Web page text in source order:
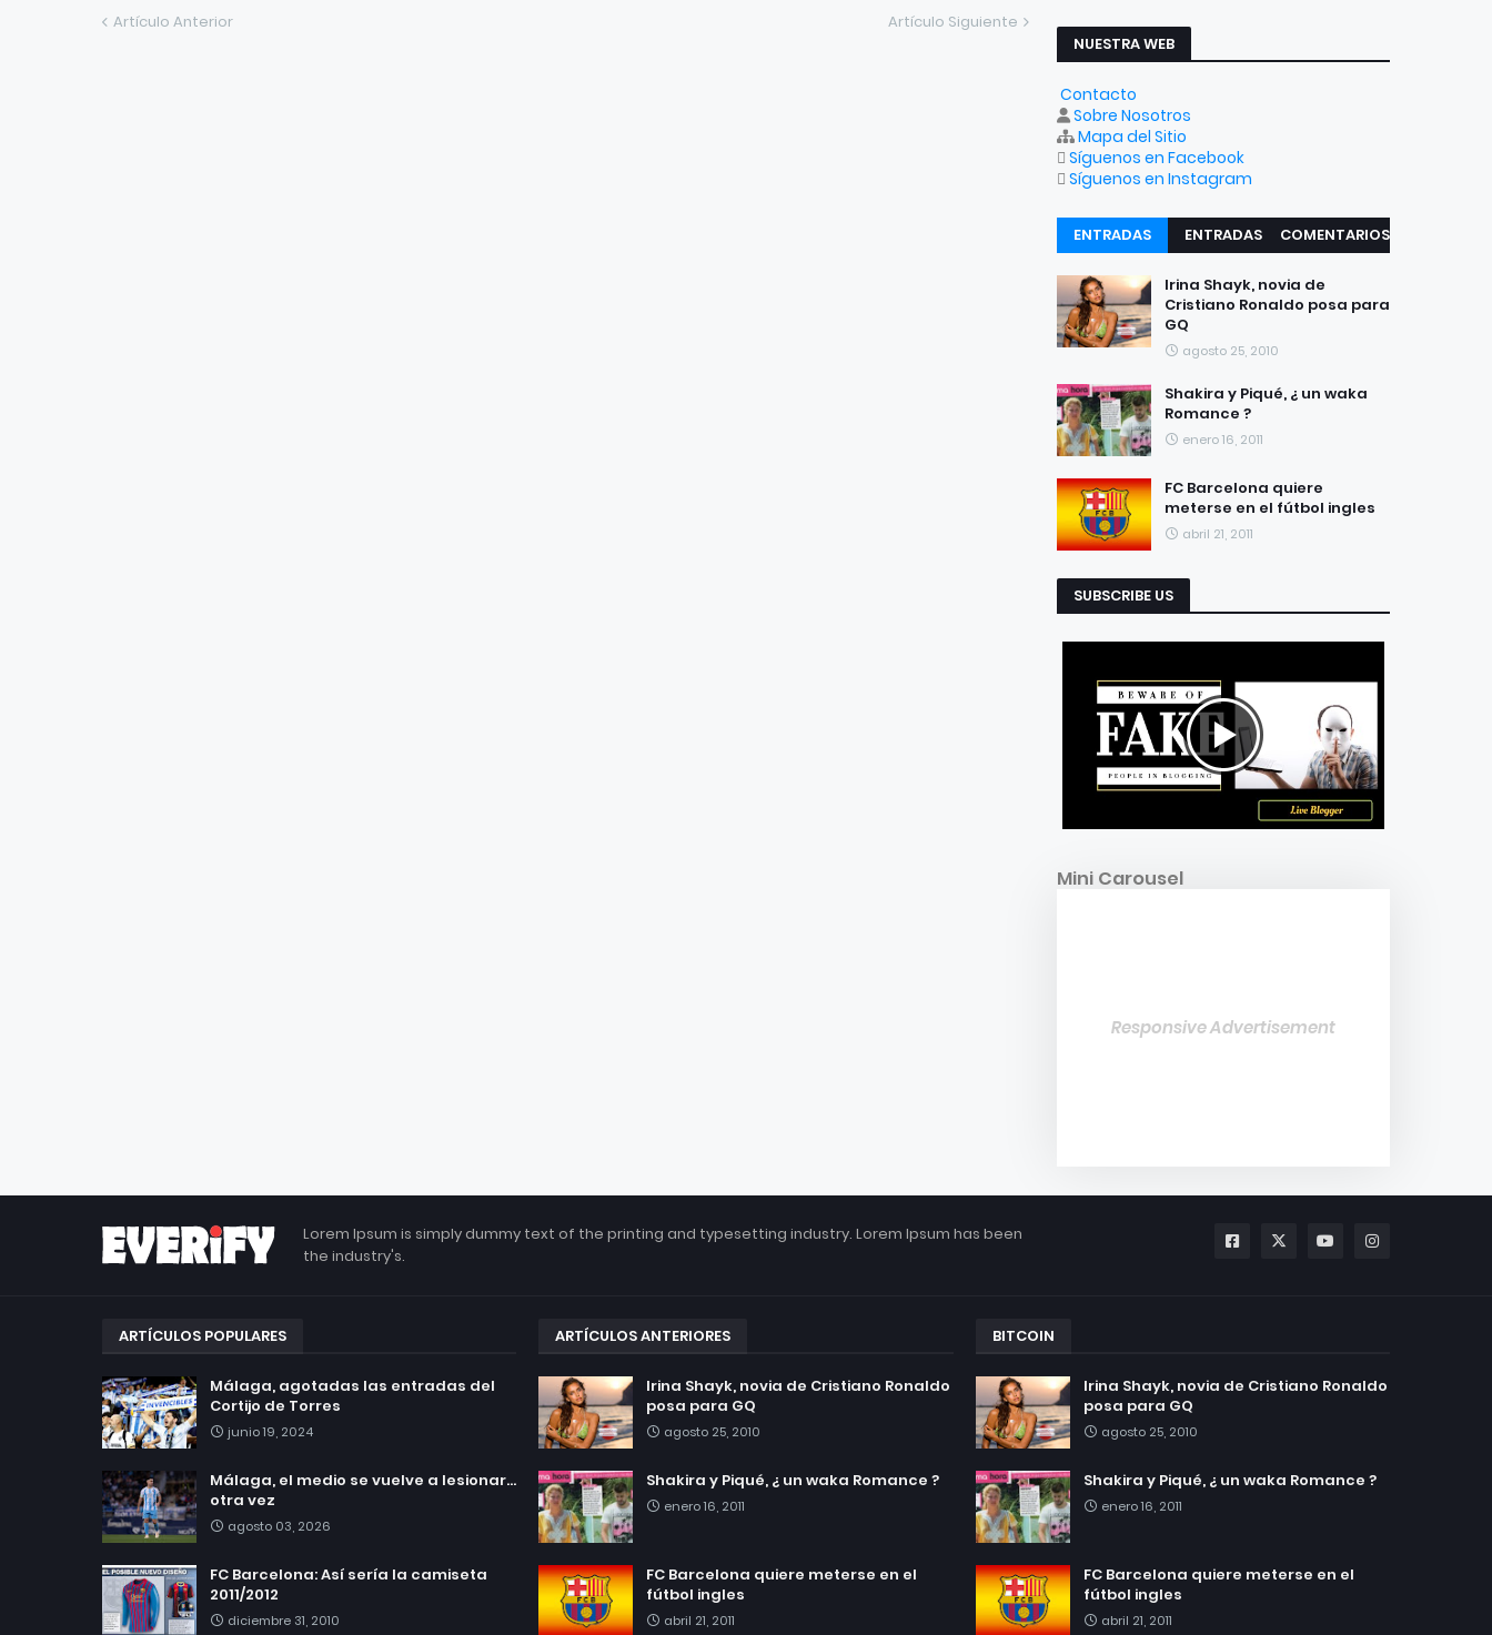
Artículo Anterior Artículo Siguiente
NUESTRA WEB
Contacto
Sobre Nosotros
Mapa del Sitio
Síguenos en Facebook
Síguenos en Instagram
ENTRADAS
RECIENTES
ENTRADAS
COMENTARIOS
Irina Shayk, novia de
Cristiano Ronaldo posa para
GQ
agosto 25, 2010
Shakira y Piqué, ¿ un waka
Romance ?
enero 16, 2011
FC Barcelona quiere
meterse en el fútbol ingles
abril 21, 2011
SUBSCRIBE US
Mini Carousel
Responsive Advertisement
Lorem Ipsum is simply dummy text of the printing and typesetting industry. Lorem Ipsum has been
the industry's.
ARTÍCULOS POPULARES
Málaga, agotadas las entradas del
Cortijo de Torres
junio 19, 2024
Málaga, el medio se vuelve a lesionar...
otra vez
agosto 03, 2026
FC Barcelona: Así sería la camiseta
2011/2012
diciembre 31, 2010
ARTÍCULOS ANTERIORES
Irina Shayk, novia de Cristiano Ronaldo
posa para GQ
agosto 25, 2010
Shakira y Piqué, ¿ un waka Romance ?
enero 16, 2011
FC Barcelona quiere meterse en el
fútbol ingles
abril 21, 2011
BITCOIN
Irina Shayk, novia de Cristiano Ronaldo
posa para GQ
agosto 25, 2010
Shakira y Piqué, ¿ un waka Romance ?
enero 16, 2011
FC Barcelona quiere meterse en el
fútbol ingles
abril 21, 2011